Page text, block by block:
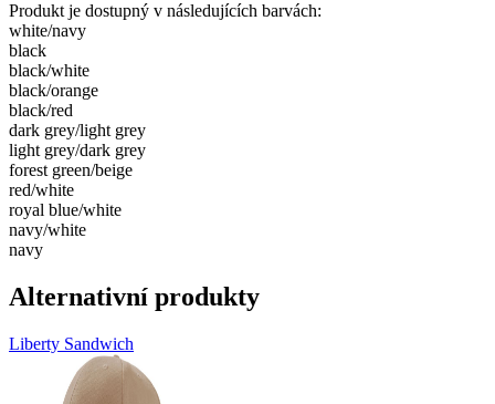
Produkt je dostupný v následujících barvách:
white/​navy
black
black/​white
black/​orange
black/​red
dark grey/​light grey
light grey/​dark grey
forest green/​beige
red/​white
royal blue/​white
navy/​white
navy
Alternativní produkty
Liberty Sandwich